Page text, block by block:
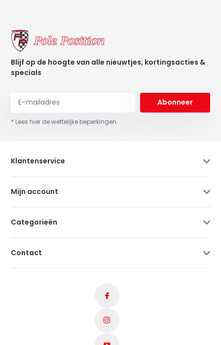
Blijf op de hoogte van alle nieuwtjes, kortingsacties &
specials
Abonneer
* Lees hier de wettelijke beperkingen
Klantenservice
Mijn account
Categorieën
Contact